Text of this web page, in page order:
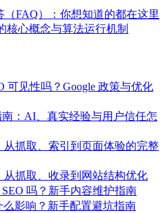
FAQ）：你想知道的都在这里
核心概念与算法运行机制
可见性吗？Google 政策与优化
南：AI、真实经验与用户信任怎
从抓取、索引到页面体验的完整
从抓取、收录到网站结构优化
吗？新手内容维护指南
么影响？新手配置避坑指南